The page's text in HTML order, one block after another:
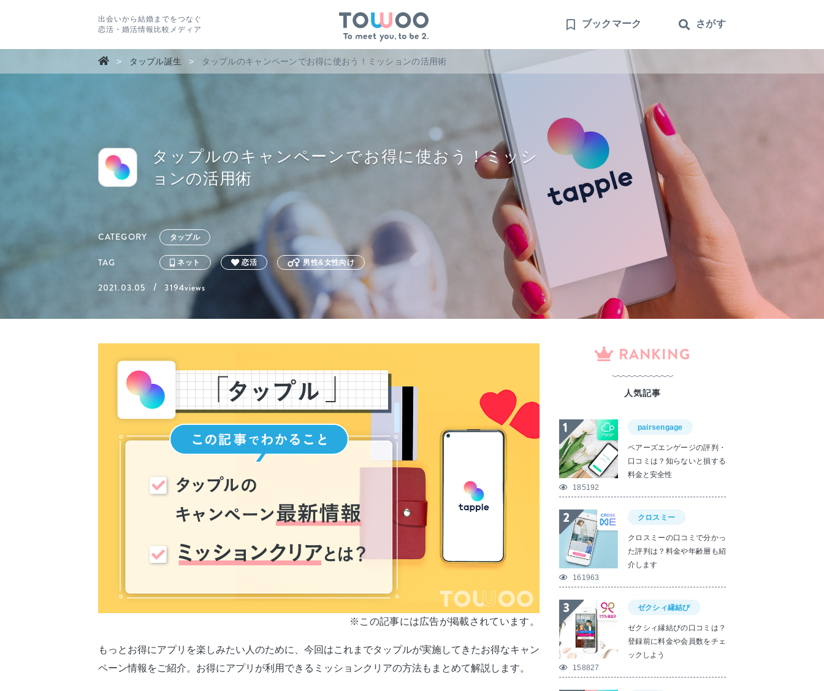
出会いから結婚までをつなぐ
恋活・婚活情報比較メディア
ブックマーク さがす
> タップル誕生 > タップルのキャンペーンでお得に使おう！ミッションの活用術
タップルのキャンペーンでお得に使おう！ミッシ
ョンの活用術
CATEGORY タップル
TAG ネット 恋活 男性&女性向け
2021.03.05 /3194views
※この記事には広告が掲載されています。
もっとお得にアプリを楽しみたい人のために、今回はこれまでタップルが実施してきたお得なキャン
ペーン情報をご紹介。お得にアプリが利用できるミッションクリアの方法もまとめて解説します。
RANKING
人気記事
185192
pairsengage
ペアーズエンゲージの評判・
口コミは？知らないと損する
料金と安全性
161963
クロスミー
クロスミーの口コミで分かっ
た評判は？料金や年齢層も紹
介します
158827
ゼクシィ縁結び
ゼクシィ縁結びの口コミは？
登録前に料金や会員数をチェ
ックしよう